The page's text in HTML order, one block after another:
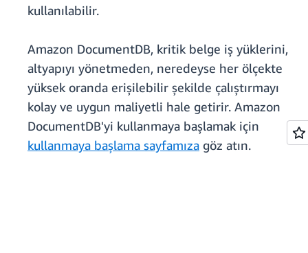
kullanılabilir.
Amazon DocumentDB, kritik belge iş yüklerini,
altyapıyı yönetmeden, neredeyse her ölçekte
yüksek oranda erişilebilir şekilde çalıştırmayı
kolay ve uygun maliyetli hale getirir. Amazon
DocumentDB'yi kullanmaya başlamak için
kullanmaya başlama sayfamıza göz atın.